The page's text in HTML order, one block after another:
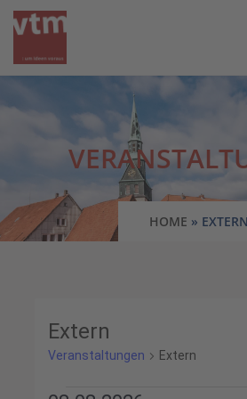
HOME » EXTERN
Extern
Veranstaltungen Extern